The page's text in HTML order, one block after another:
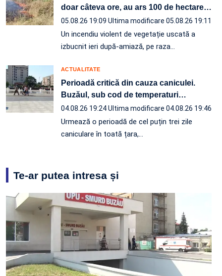
doar câteva ore, au ars 100 de hectare…
05.08.26 19:09 Ultima modificare 05.08.26 19:11
Un incendiu violent de vegetație uscată a
izbucnit ieri după-amiază, pe raza…
ACTUALITATE
Perioadă critică din cauza caniculei.
Buzăul, sub cod de temperaturi…
04.08.26 19:24Ultima modificare 04.08.26 19:46
Urmează o perioadă de cel puțin trei zile
caniculare în toată țara,…
Te-ar putea intresa și